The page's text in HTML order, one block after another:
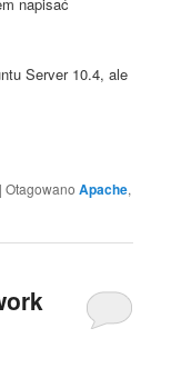
Server 10.4, ale
|Otagowano Apache,